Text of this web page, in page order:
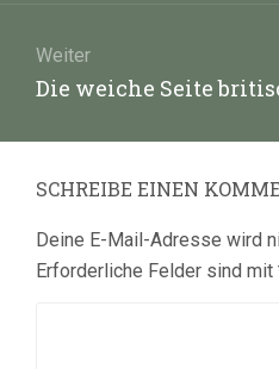
Weiter
Nächster
Die weiche Seite
SCHREIBE EINEN
Deine E-Mail-Adresse wird
Erforderliche Felder sind mit